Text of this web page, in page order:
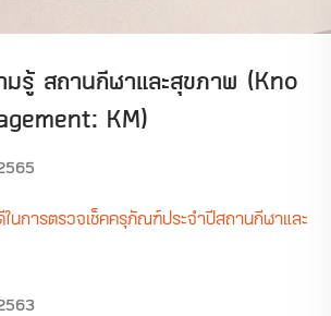
มรู้ สถานกีฬาและสุขภาพ (Kno
KM)
นการตรวจเช็คครุภัณฑ์ประจำปีสถานกีฬาและ